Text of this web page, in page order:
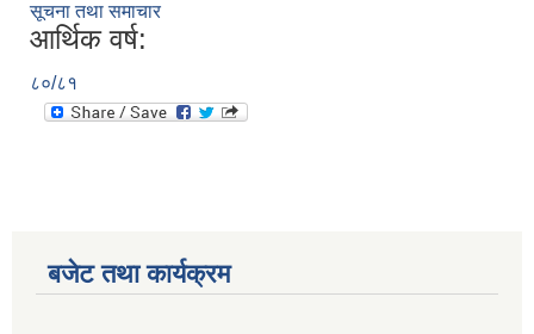
सूचना तथा समाचार
आर्थिक वर्ष:
८०/८१
बजेट तथा कार्यक्रम